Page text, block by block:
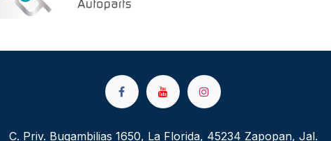
C. Priv. Bugambilias 1650, La Florida, 45234 Zapopan, Jal.